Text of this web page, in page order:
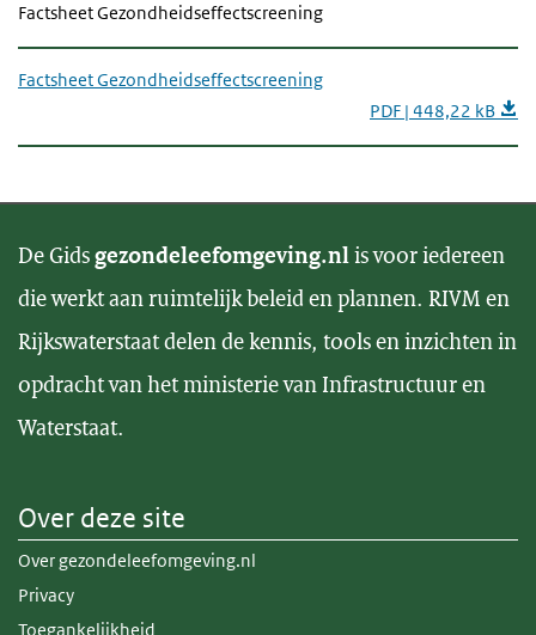
Factsheet Gezondheidseffectscreening
Factsheet Gezondheidseffectscreening
PDF | 448,22 kB
De Gidsgezondeleefomgeving.nlis voor iedereen
die werkt aan ruimtelijk beleid en plannen. RIVM en
Rijkswaterstaat delen de kennis, tools en inzichten in
opdracht van het ministerie van Infrastructuur en
Waterstaat.
Over deze site
Over gezondeleefomgeving.nl
Privacy
Toegankelijkheid